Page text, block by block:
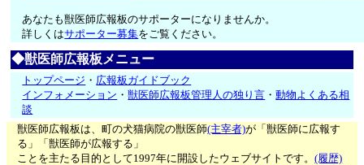
あなたも獣医師広報板のサポーターになりませんか。
詳しくはサポーター募集をご覧ください。
◆獣医師広報板メニュー
トップページ ・ 広報板ガイドブック
インフォメーション ・獣医師広報板管理人の独り言 ・動物よくある相
談
獣医師広報板は、町の犬猫病院の獣医師(主宰者)が「獣医師に広報す
る」「獣医師が広報する」
ことを主たる目的として1997年に開設したウェブサイトです。(履歴)